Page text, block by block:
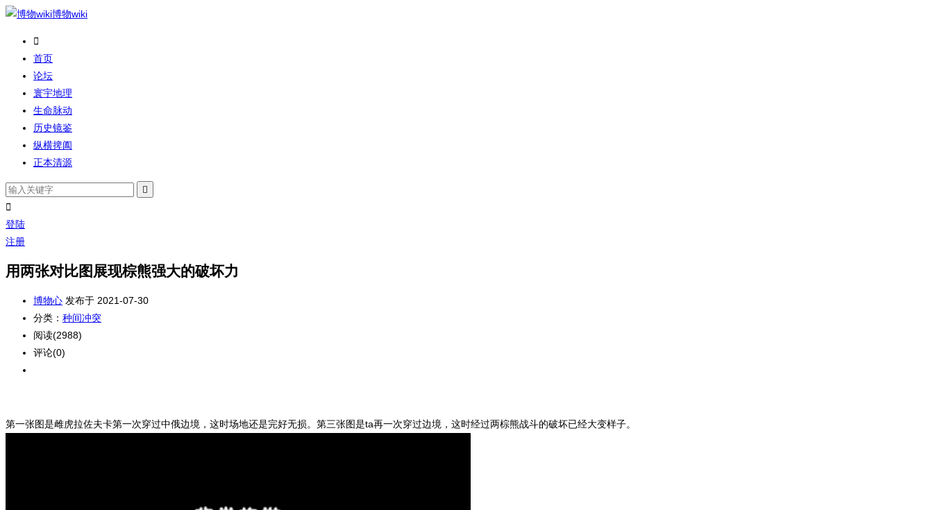
博物wiki

首页
论坛
寰宇地理
生命脉动
历史镜鉴
纵横捭阖
正本清源


登陆
注册
用两张对比图展现棕熊强大的破坏力
博物心 发布于 2021-07-30
分类： 种间冲突
阅读(2988)
评论(0)
第一张图是雌虎拉佐夫卡第一次穿过中俄边境，这时场地还是完好无损。第三张图是ta再一次穿过边境，这时经过两棕熊战斗的破坏已经大变样子。